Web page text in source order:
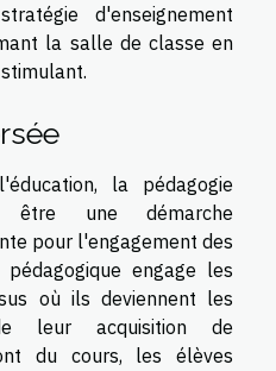
d'enseignement
la salle de classe en
la pédagogie
une démarche
pour l'engagement des
engage les
où ils deviennent les
leur acquisition de
du cours, les élèves